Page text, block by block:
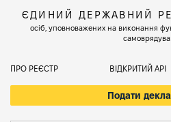
ЄДИНИЙ ДЕРЖАВНИЙ
осіб, уповноважених на виконання
ПРО РЕЄСТР ВІДКРИТИЙ АРІ
Подати